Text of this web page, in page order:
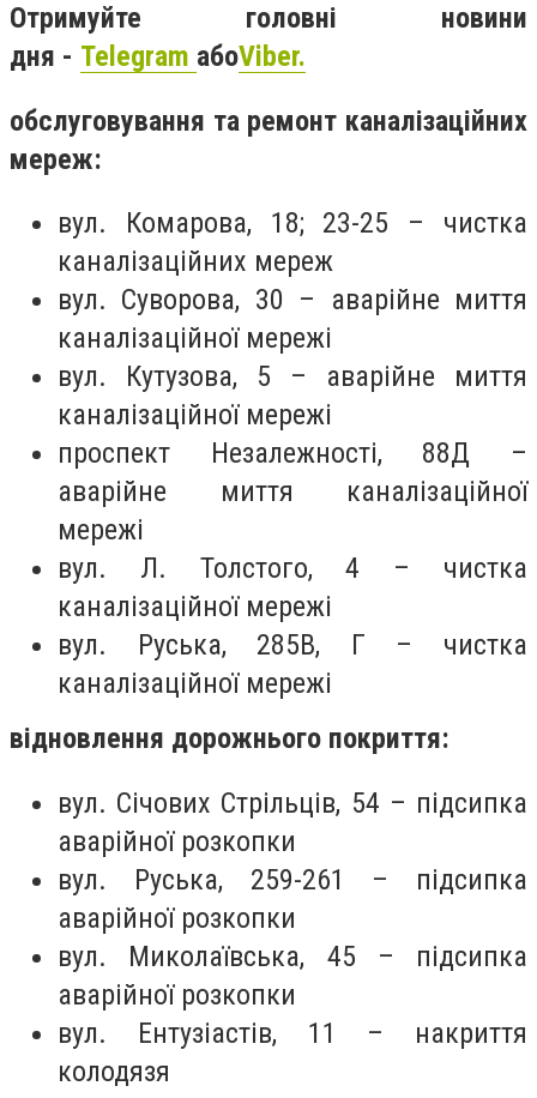
Отримуйте головні новини
дня - Telegram абоViber.
обслуговування та ремонт каналізаційних
мереж:
вул. Комарова, 18; 23-25 – чистка
каналізаційних мереж
вул. Суворова, 30 – аварійне миття
каналізаційної мережі
вул. Кутузова, 5 – аварійне миття
каналізаційної мережі
проспект Незалежності, 88Д –
аварійне миття каналізаційної
мережі
вул. Л. Толстого, 4 – чистка
каналізаційної мережі
вул. Руська, 285В, Г – чистка
каналізаційної мережі
відновлення дорожнього покриття:
вул. Січових Стрільців, 54 – підсипка
аварійної розкопки
вул. Руська, 259-261 – підсипка
аварійної розкопки
вул. Миколаївська, 45 – підсипка
аварійної розкопки
вул. Ентузіастів, 11 – накриття
колодязя